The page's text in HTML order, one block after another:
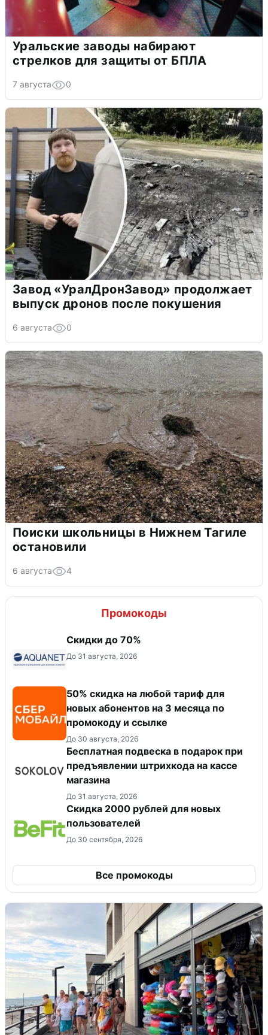
Уральские заводы набирают
стрелков для защиты от БПЛА
7 августа 0
Завод «УралДронЗавод» продолжает
выпуск дронов после покушения
6 августа 0
Поиски школьницы в Нижнем Тагиле
остановили
6 августа 4
Промокоды
Скидки до 70%
До 31 августа, 2026
50% скидка на любой тариф для
новых абонентов на 3 месяца по
промокоду и ссылке
До 30 августа, 2026
Бесплатная подвеска в подарок при
предъявлении штрихкода на кассе
магазина
До 31 августа, 2026
​Скидка 2000 рублей для новых
пользователей
До 30 сентября, 2026
Все промокоды